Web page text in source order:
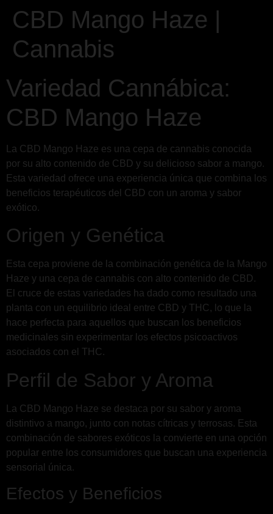
CBD Mango Haze |
Cannabis
Variedad Cannábica:
CBD Mango Haze
La CBD Mango Haze es una cepa de cannabis conocida
por su alto contenido de CBD y su delicioso sabor a mango.
Esta variedad ofrece una experiencia única que combina los
beneficios terapéuticos del CBD con un aroma y sabor
exótico.
Origen y Genética
Esta cepa proviene de la combinación genética de la Mango
Haze y una cepa de cannabis con alto contenido de CBD.
El cruce de estas variedades ha dado como resultado una
planta con un equilibrio ideal entre CBD y THC, lo que la
hace perfecta para aquellos que buscan los beneficios
medicinales sin experimentar los efectos psicoactivos
asociados con el THC.
Perfil de Sabor y Aroma
La CBD Mango Haze se destaca por su sabor y aroma
distintivo a mango, junto con notas cítricas y terrosas. Esta
combinación de sabores exóticos la convierte en una opción
popular entre los consumidores que buscan una experiencia
sensorial única.
Efectos y Beneficios